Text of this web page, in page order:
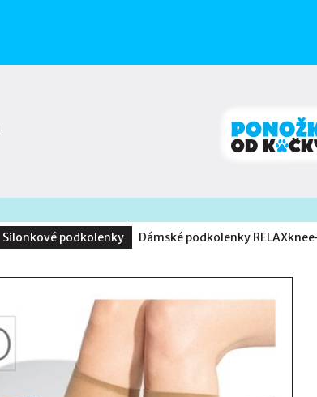
Silonkové podkolenky Dámské podkolenky